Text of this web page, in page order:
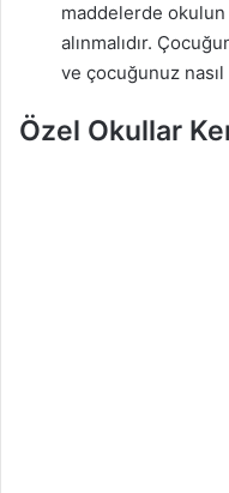
maddelerde
alınmalıdır.
ve çocuğunuz
Özel Okullar